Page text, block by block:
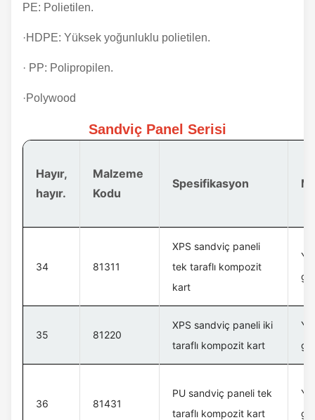
PE: Polietilen.
·HDPE: Yüksek yoğunluklu polietilen.
· PP: Polipropilen.
·Polywood
Sandviç Panel Serisi
Hayır,
hayır.
Malzeme
Kodu
Spesifikasyon
34 81311
XPS sandviç paneli
tek taraflı kompozit
kart
35 81220
XPS sandviç paneli iki
taraflı kompozit kart
36 81431
PU sandviç paneli tek
taraflı kompozit kart